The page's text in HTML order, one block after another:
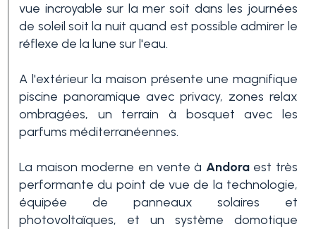
vue incroyable sur la mer soit dans les journées
de soleil soit la nuit quand est possible admirer le
réflexe de la lune sur l'eau.
A l'extérieur la maison présente une magnifique
piscine panoramique avec privacy, zones relax
ombragées, un terrain à bosquet avec les
parfums méditerranéennes.
La maison moderne en vente à Andoraest très
performante du point de vue de la technologie,
équipée de panneaux solaires et
photovoltaïques, et un système domotique
Balcon/Terrasse
Piscine
Vue de mer